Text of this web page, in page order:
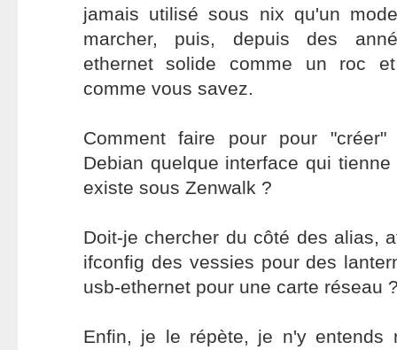
jamais utilisé sous nix qu'un
marcher, puis, depuis des
ethernet solide comme un roc
comme vous savez.
Comment faire pour pour
Debian quelque interface qui
existe sous Zenwalk ?
Doit-je chercher du côté des alias,
ifconfig des vessies pour des
usb-ethernet pour une carte réseau
Enfin, je le répète, je n'y entends